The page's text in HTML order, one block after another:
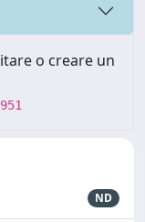
o creare un
ND